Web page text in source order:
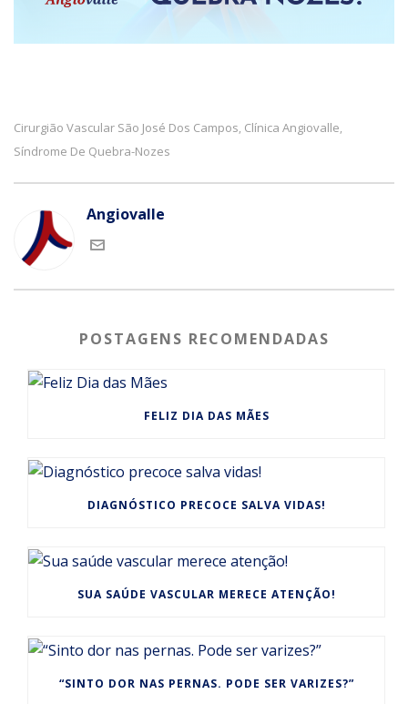
Cirurgião Vascular São José Dos Campos, Clínica Angiovalle,
Síndrome De Quebra-Nozes
Angiovalle
POSTAGENS RECOMENDADAS
FELIZ DIA DAS MÃES
DIAGNÓSTICO PRECOCE SALVA VIDAS!
SUA SAÚDE VASCULAR MERECE ATENÇÃO!
“SINTO DOR NAS PERNAS. PODE SER VARIZES?”